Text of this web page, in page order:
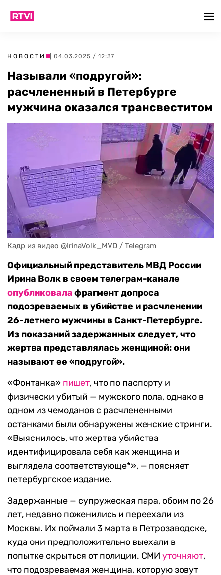
НОВОСТИ | 04.03.2025 / 12:37
Называли «подругой»:
расчлененный в Петербурге
мужчина оказался трансвеститом
Кадр из видео @IrinaVolk_MVD / Telegram
Официальный представитель МВД России
Ирина Волк в своем телеграм-канале
опубликовала фрагмент допроса
подозреваемых в убийстве и расчленении
26-летнего мужчины в Санкт-Петербурге.
Из показаний задержанных следует, что
жертва представлялась женщиной: они
называют ее «подругой».
«Фонтанка» пишет, что по паспорту и
физически убитый — мужского пола, однако в
одном из чемоданов с расчлененными
останками были обнаружены женские стринги.
«Выяснилось, что жертва убийства
идентифицировала себя как женщина и
выглядела соответствующе*», — поясняет
петербургское издание.
Задержанные — супружеская пара, обоим по 26
лет, недавно поженились и переехали из
Москвы. Их поймали 3 марта в Петрозаводске,
куда они предположительно выехали в
попытке скрыться от полиции. СМИ уточняют,
что подозреваемая женщина, которую зовут